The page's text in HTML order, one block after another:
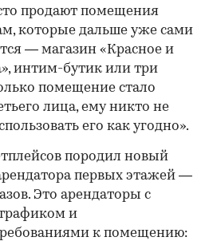
продают помещения
которые дальше уже сами
— магазин «Красное и
интим-бутик или три
помещение стало
лица, ему никто не
его как угодно».
породил новый
первых этажей —
Это арендаторы с
и
к помещению: